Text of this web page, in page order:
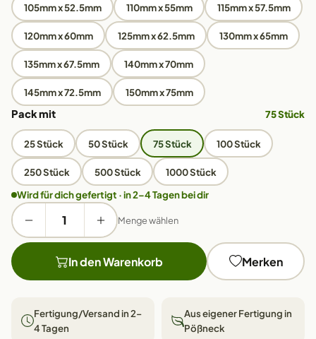
105mm x 52.5mm 110mm x 55mm 115mm x 57.5mm
120mm x 60mm 125mm x 62.5mm 130mm x 65mm
135mm x 67.5mm 140mm x 70mm
145mm x 72.5mm 150mm x 75mm
Pack mit 75 Stück
25 Stück 50 Stück 75 Stück 100 Stück
250 Stück 500 Stück
1000 Stück
Wird für dich gefertigt · in 2–4 Tagen bei dir
Menge wählen
In den Warenkorb Merken
Fertigung/Versand in 2–
4 Tagen
Aus eigener Fertigung in
Pößneck